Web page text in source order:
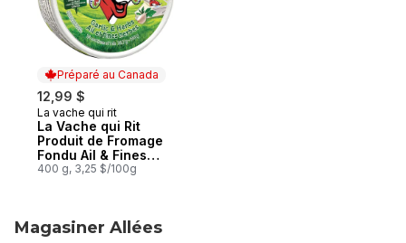
Préparé au Canada
12,99 $
Préparé au Canada
La vache qui rit
La Vache qui Rit
Produit de Fromage
Fondu Ail & Fines
Herbes 24 Portions
400 g, 3,25 $/100g
Magasiner Allées